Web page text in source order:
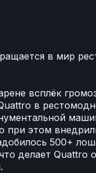
в мир
всплёк
в
при этом
500+
делает Quattro